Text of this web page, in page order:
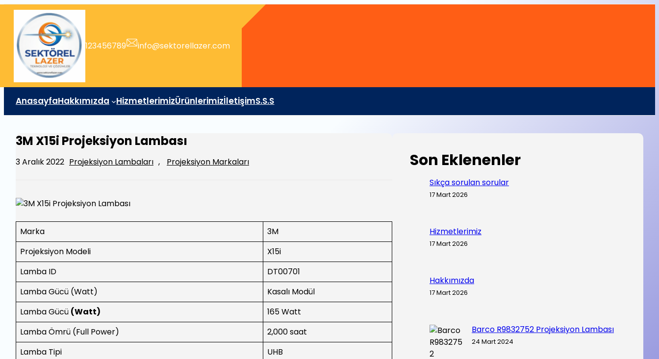
İçeriğe
123456789 info@sektorellazer.com
AnasayfaHakkımızda HizmetlerimizÜrünlerimizİletişimS.S.S
3M X15i Projeksiyon Lambası
3 Aralık 2022 Projeksiyon Lambaları , Projeksiyon Markaları
Marka
3M
Projeksiyon Modeli
X15i
Lamba ID
DT00701
Lamba Gücü (Watt)
Kasalı Modül
Lamba Gücü (Watt)
165 Watt
Lamba Ömrü (Full Power)
2,000 saat
Lamba Tipi
UHB
Son Eklenenler
Sıkça sorulan sorular
17 Mart 2026
Hizmetlerimiz
17 Mart 2026
Hakkımızda
17 Mart 2026
Barco R9832752 Projeksiyon Lambası
24 Mart 2024